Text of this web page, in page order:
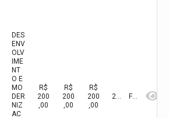
DES
ENV
OLV
IME
NT
O E
MO
DER
NIZ
AC
R$
200
,00
R$
200
,00
R$
200
,00
2026 Fevereiro